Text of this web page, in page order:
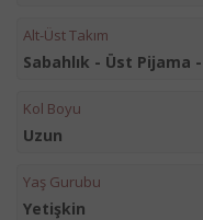
Alt-Üst Takım
Sabahlık - Üst
Kol Boyu
Uzun
Yaş Gurubu
Yetişkin